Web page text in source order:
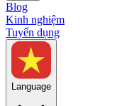
Blog
Kinh nghiệm
Tuyển dụng
Language